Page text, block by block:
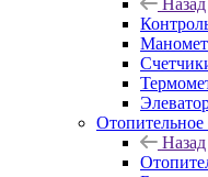
Отопительное
Назад